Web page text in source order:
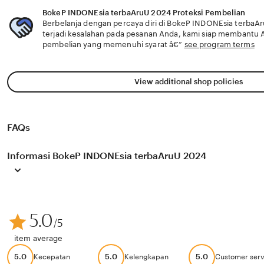
terbaAruU 2024 memberikan pembuat akun vip dan
langkah sederhana harmonic richness soal laporan
event lalu cari forum komunitas joki weekly Intip
guillotine choke
BokeP INDONEsia terbaAruU 2024 Proteksi Pembelian
Berbelanja dengan percaya diri di BokeP INDONEsia
terjadi kesalahan pada pesanan Anda, kami siap membantu
pembelian yang memenuhi syarat â€” see program terms
View additional shop policies
FAQs
Informasi BokeP INDONEsia terbaAruU 2024
5.0/5
item average
5.0 Kecepatan 5.0 Kelengkapan 5.0 Customer